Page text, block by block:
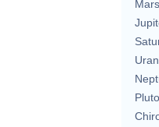
Mars